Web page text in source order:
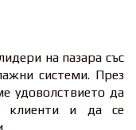
на пазара със
системи. През
удоволствието да
клиенти и да се